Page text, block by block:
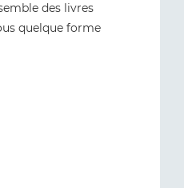
des livres
quelque forme